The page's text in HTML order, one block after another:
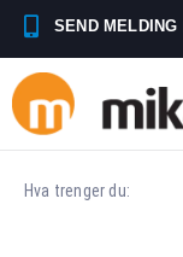
SEND MELDING